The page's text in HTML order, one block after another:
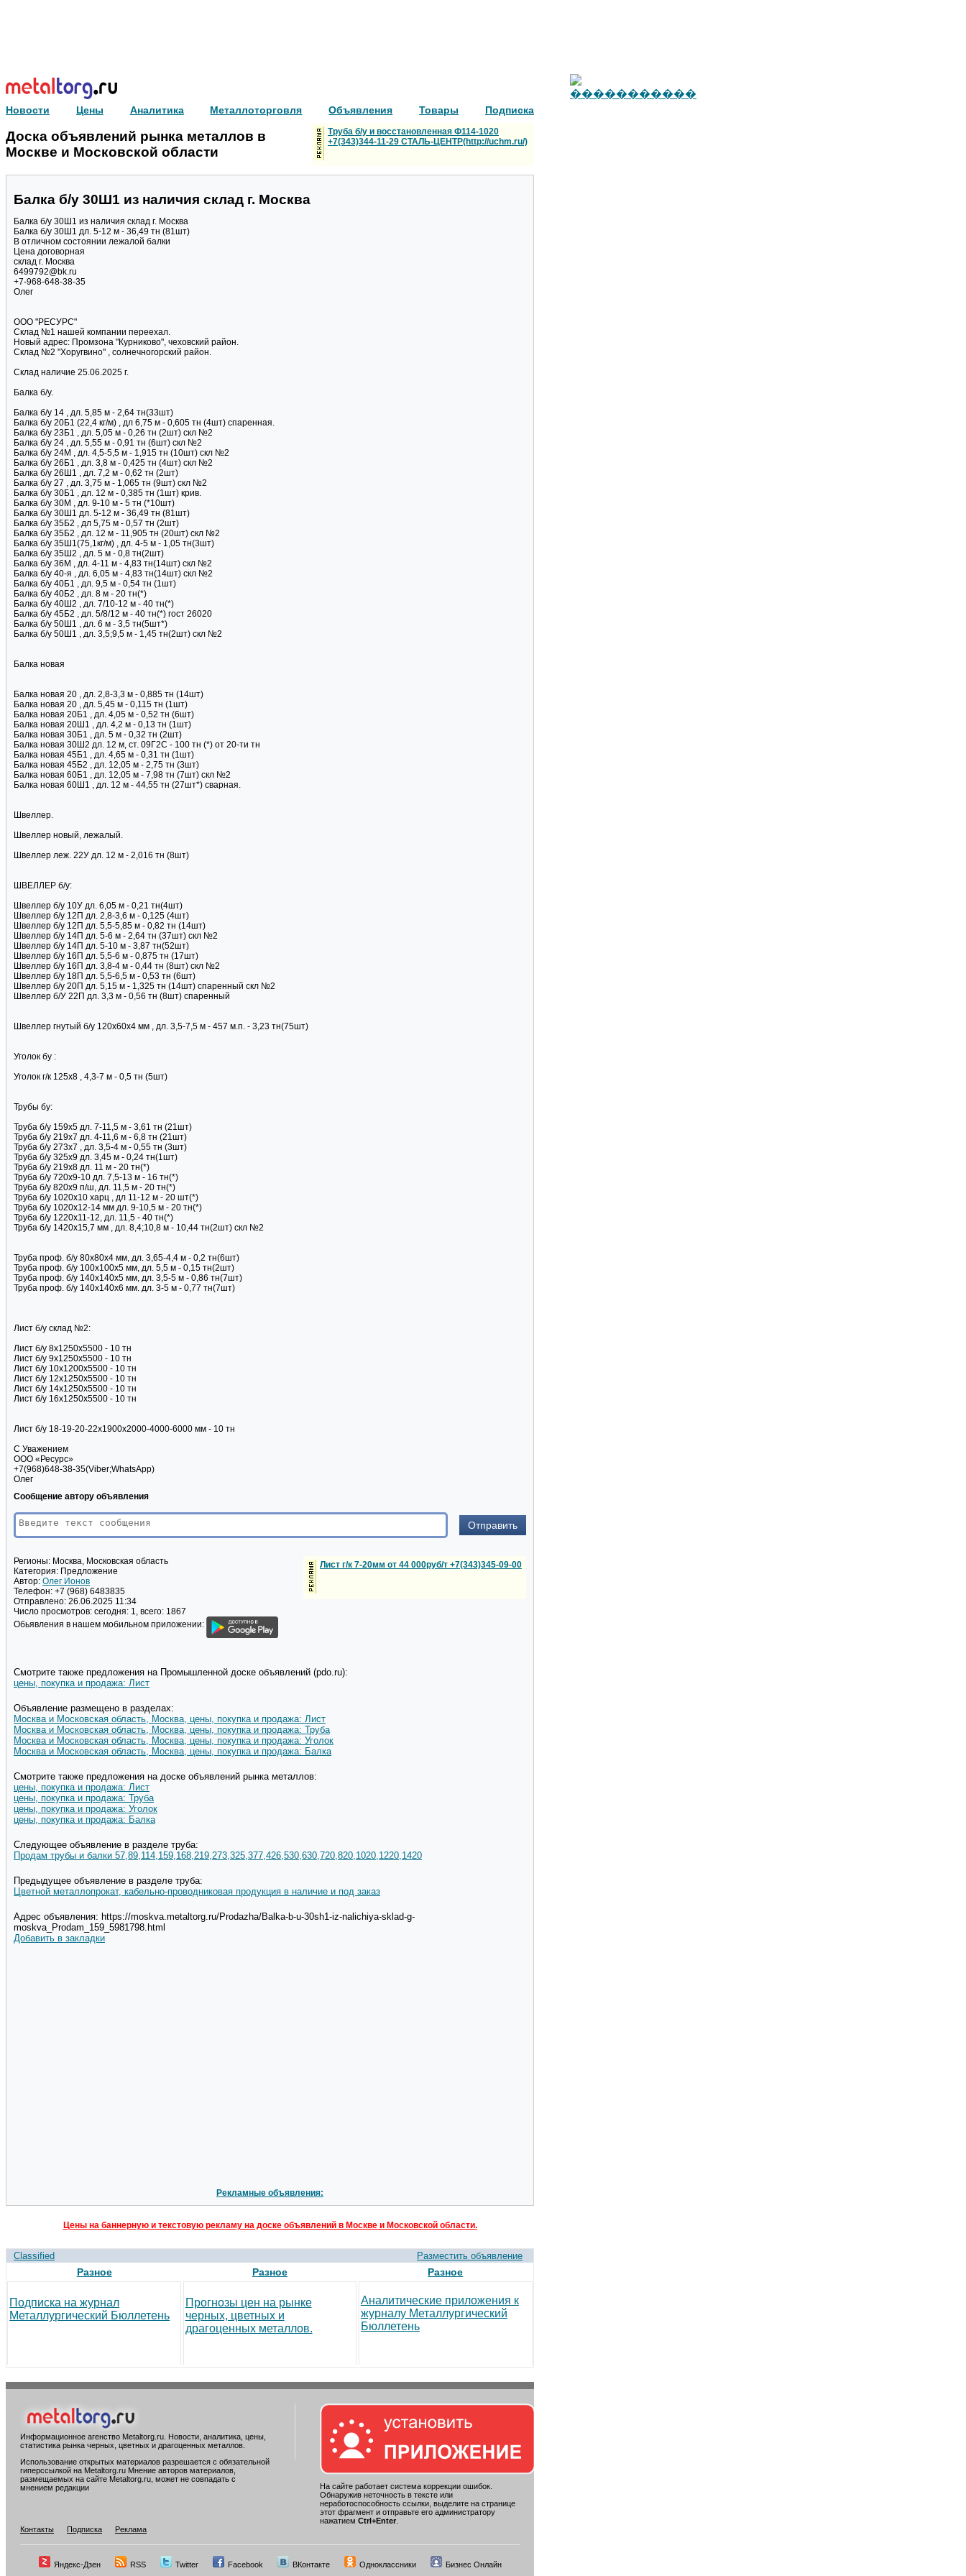
Новости Цены Аналитика Металлоторговля Объявления Товары Подписка
Доска объявлений рынка металлов в
Москве и Московской области
Труба б/у и восстановленная Ф114-1020
+7(343)344-11-29 СТАЛЬ-ЦЕНТР(http://uchm.ru/)
Балка б/у 30Ш1 из наличия склад г. Москва
Балка б/у 30Ш1 из наличия склад г. Москва
Балка б/у 30Ш1 дл. 5-12 м - 36,49 тн (81шт)
В отличном состоянии лежалой балки
Цена договорная
склад г. Москва
6499792@bk.ru
+7-968-648-38-35
Олег
ООО "РЕСУРС"
Склад №1 нашей компании переехал.
Новый адрес: Промзона "Курниково", чеховский район.
Склад №2 "Хоругвино" , солнечногорский район.
Склад наличие 25.06.2025 г.
Балка б/у.
Балка б/у 14 , дл. 5,85 м - 2,64 тн(33шт)
Балка б/у 20Б1 (22,4 кг/м) , дл 6,75 м - 0,605 тн (4шт) спаренная.
Балка б/у 23Б1 , дл. 5,05 м - 0,26 тн (2шт) скл №2
Балка б/у 24 , дл. 5,55 м - 0,91 тн (6шт) скл №2
Балка б/у 24М , дл. 4,5-5,5 м - 1,915 тн (10шт) скл №2
Балка б/у 26Б1 , дл. 3,8 м - 0,425 тн (4шт) скл №2
Балка б/у 26Ш1 , дл. 7,2 м - 0,62 тн (2шт)
Балка б/у 27 , дл. 3,75 м - 1,065 тн (9шт) скл №2
Балка б/у 30Б1 , дл. 12 м - 0,385 тн (1шт) крив.
Балка б/у 30М , дл. 9-10 м - 5 тн (*10шт)
Балка б/у 30Ш1 дл. 5-12 м - 36,49 тн (81шт)
Балка б/у 35Б2 , дл 5,75 м - 0,57 тн (2шт)
Балка б/у 35Б2 , дл. 12 м - 11,905 тн (20шт) скл №2
Балка б/у 35Ш1(75,1кг/м) , дл. 4-5 м - 1,05 тн(3шт)
Балка б/у 35Ш2 , дл. 5 м - 0,8 тн(2шт)
Балка б/у 36М , дл. 4-11 м - 4,83 тн(14шт) скл №2
Балка б/у 40-я , дл. 6,05 м - 4,83 тн(14шт) скл №2
Балка б/у 40Б1 , дл. 9,5 м - 0,54 тн (1шт)
Балка б/у 40Б2 , дл. 8 м - 20 тн(*)
Балка б/у 40Ш2 , дл. 7/10-12 м - 40 тн(*)
Балка б/у 45Б2 , дл. 5/8/12 м - 40 тн(*) гост 26020
Балка б/у 50Ш1 , дл. 6 м - 3,5 тн(5шт*)
Балка б/у 50Ш1 , дл. 3,5;9,5 м - 1,45 тн(2шт) скл №2
Балка новая
Балка новая 20 , дл. 2,8-3,3 м - 0,885 тн (14шт)
Балка новая 20 , дл. 5,45 м - 0,115 тн (1шт)
Балка новая 20Б1 , дл. 4,05 м - 0,52 тн (6шт)
Балка новая 20Ш1 , дл. 4,2 м - 0,13 тн (1шт)
Балка новая 30Б1 , дл. 5 м - 0,32 тн (2шт)
Балка новая 30Ш2 дл. 12 м, ст. 09Г2С - 100 тн (*) от 20-ти тн
Балка новая 45Б1 , дл. 4,65 м - 0,31 тн (1шт)
Балка новая 45Б2 , дл. 12,05 м - 2,75 тн (3шт)
Балка новая 60Б1 , дл. 12,05 м - 7,98 тн (7шт) скл №2
Балка новая 60Ш1 , дл. 12 м - 44,55 тн (27шт*) сварная.
Швеллер.
Швеллер новый, лежалый.
Швеллер леж. 22У дл. 12 м - 2,016 тн (8шт)
ШВЕЛЛЕР б/у:
Швеллер б/у 10У дл. 6,05 м - 0,21 тн(4шт)
Швеллер б/у 12П дл. 2,8-3,6 м - 0,125 (4шт)
Швеллер б/у 12П дл. 5,5-5,85 м - 0,82 тн (14шт)
Швеллер б/у 14П дл. 5-6 м - 2,64 тн (37шт) скл №2
Швеллер б/у 14П дл. 5-10 м - 3,87 тн(52шт)
Швеллер б/у 16П дл. 5,5-6 м - 0,875 тн (17шт)
Швеллер б/у 16П дл. 3,8-4 м - 0,44 тн (8шт) скл №2
Швеллер б/у 18П дл. 5,5-6,5 м - 0,53 тн (6шт)
Швеллер б/у 20П дл. 5,15 м - 1,325 тн (14шт) спаренный скл №2
Швеллер б/У 22П дл. 3,3 м - 0,56 тн (8шт) спаренный
Швеллер гнутый б/у 120х60х4 мм , дл. 3,5-7,5 м - 457 м.п. - 3,23 тн(75шт)
Уголок бу :
Уголок г/к 125х8 , 4,3-7 м - 0,5 тн (5шт)
Трубы бу:
Труба б/у 159х5 дл. 7-11,5 м - 3,61 тн (21шт)
Труба б/у 219х7 дл. 4-11,6 м - 6,8 тн (21шт)
Труба б/у 273х7 , дл. 3,5-4 м - 0,55 тн (3шт)
Труба б/у 325х9 дл. 3,45 м - 0,24 тн(1шт)
Труба б/у 219х8 дл. 11 м - 20 тн(*)
Труба б/у 720х9-10 дл. 7,5-13 м - 16 тн(*)
Труба б/у 820х9 п/ш, дл. 11,5 м - 20 тн(*)
Труба б/у 1020х10 харц , дл 11-12 м - 20 шт(*)
Труба б/у 1020х12-14 мм дл. 9-10,5 м - 20 тн(*)
Труба б/у 1220х11-12, дл. 11,5 - 40 тн(*)
Труба б/у 1420х15,7 мм , дл. 8,4;10,8 м - 10,44 тн(2шт) скл №2
Труба проф. б/у 80х80х4 мм, дл. 3,65-4,4 м - 0,2 тн(6шт)
Труба проф. б/у 100х100х5 мм, дл. 5,5 м - 0,15 тн(2шт)
Труба проф. б/у 140х140х5 мм, дл. 3,5-5 м - 0,86 тн(7шт)
Труба проф. б/у 140х140х6 мм. дл. 3-5 м - 0,77 тн(7шт)
Лист б/у склад №2:
Лист б/у 8х1250х5500 - 10 тн
Лист б/у 9х1250х5500 - 10 тн
Лист б/у 10х1200х5500 - 10 тн
Лист б/у 12х1250х5500 - 10 тн
Лист б/у 14х1250х5500 - 10 тн
Лист б/у 16х1250х5500 - 10 тн
Лист б/у 18-19-20-22х1900х2000-4000-6000 мм - 10 тн
С Уважением
ООО «Ресурс»
+7(968)648-38-35(Viber;WhatsApp)
Олег
Сообщение автору объявления
Регионы: Москва, Московская область
Категория: Предложение
Автор: Олег Ионов
Телефон: +7 (968) 6483835
Отправлено: 26.06.2025 11:34
Число просмотров: сегодня: 1, всего: 1867
Обьявления в нашем мобильном приложении:
Лист г/к 7-20мм от 44 000руб/т +7(343)345-09-00
Смотрите также предложения на Промышленной доске объявлений (pdo.ru):
цены, покупка и продажа: Лист
Объявление размещено в разделах:
Москва и Московская область, Москва, цены, покупка и продажа: Лист
Москва и Московская область, Москва, цены, покупка и продажа: Труба
Москва и Московская область, Москва, цены, покупка и продажа: Уголок
Москва и Московская область, Москва, цены, покупка и продажа: Балка
Смотрите также предложения на доске объявлений рынка металлов:
цены, покупка и продажа: Лист
цены, покупка и продажа: Труба
цены, покупка и продажа: Уголок
цены, покупка и продажа: Балка
Следующее объявление в разделе труба:
Продам трубы и балки 57,89,114,159,168,219,273,325,377,426,530,630,720,820,1020,1220,1420
Предыдущее объявление в разделе труба:
Цветной металлопрокат, кабельно-проводниковая продукция в наличие и под заказ
Адрес объявления: https://moskva.metaltorg.ru/Prodazha/Balka-b-u-30sh1-iz-nalichiya-sklad-g-
moskva_Prodam_159_5981798.html
Добавить в закладки
Рекламные объявления:
Цены на баннерную и текстовую рекламу на доске объявлений в Москве и Московской области.
Classified Разместить объявление
Разное
Подписка на журнал
Металлургический Бюллетень
Разное
Прогнозы цен на рынке
черных, цветных и
драгоценных металлов.
Разное
Аналитические приложения к
журналу Металлургический
Бюллетень
Информационное агенство Metaltorg.ru. Новости, аналитика, цены,
статистика рынка черных, цветных и драгоценных металлов.
Использование открытых материалов разрешается с обязательной
гиперссылкой на Metaltorg.ru Мнение авторов материалов,
размещаемых на сайте Metaltorg.ru, может не совпадать с
мнением редакции
На сайте работает система коррекции ошибок.
Обнаружив неточность в тексте или
неработоспособность ссылки, выделите на странице
этот фрагмент и отправьте его администратору
нажатием Ctrl+Enter
Контакты
Подписка Реклама
Яндекс-Дзен RSS Twitter Facebook ВКонтакте Одноклассники Бизнес Онлайн